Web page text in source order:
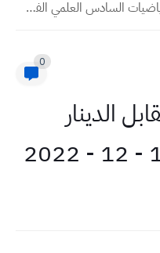
أوراق شرح رياضيات السادس العلمي الفصل الأول امثلة على إيجاد...
0
الدينار